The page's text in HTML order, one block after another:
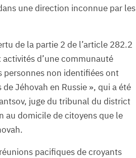
une direction inconnue par les
de la partie 2 de l’article 282.2
d’une communauté
personnes non identifiées ont
Jéhovah en Russie », qui a été
juge du tribunal du district
au domicile de citoyens que le
pacifiques de croyants